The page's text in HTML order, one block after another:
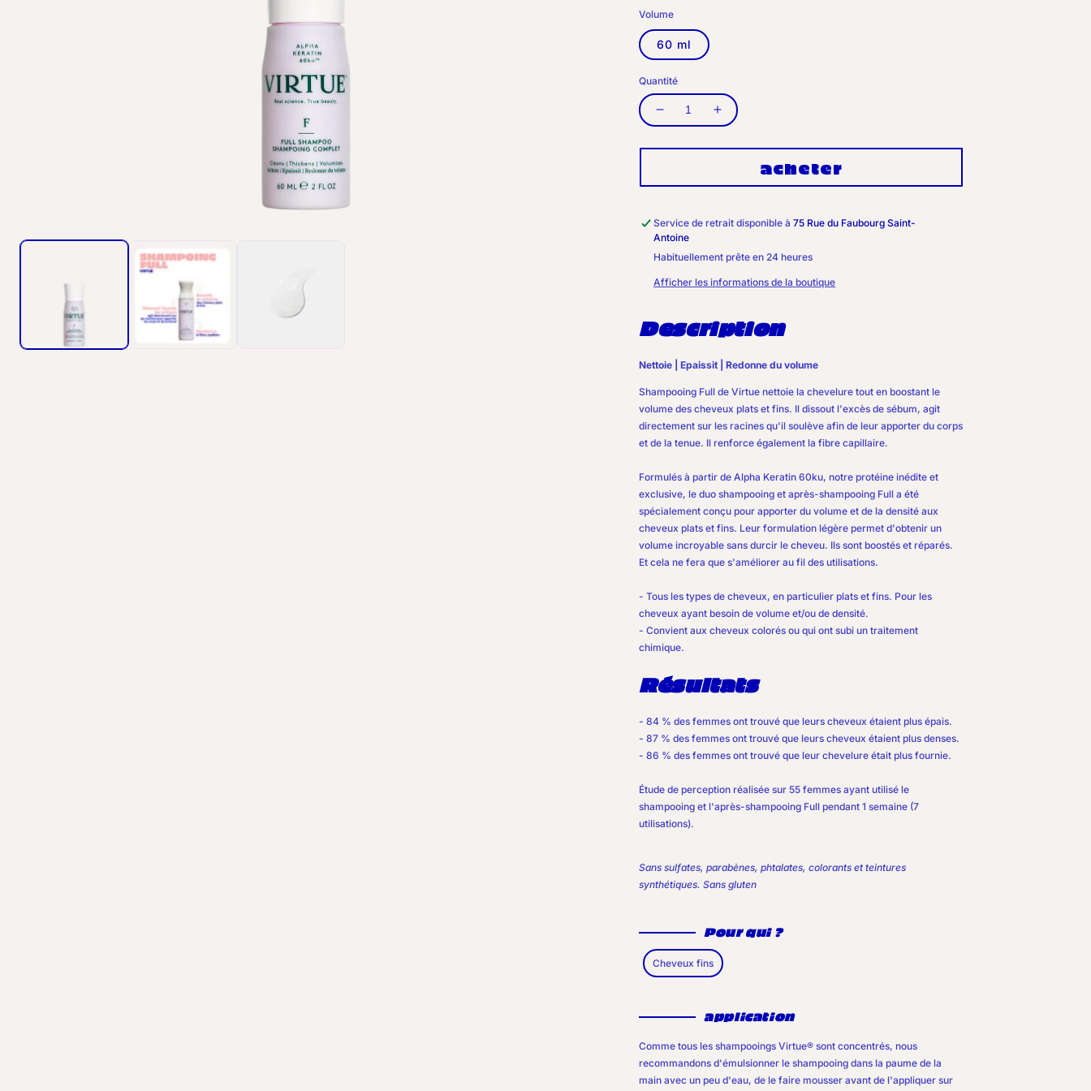
Volume
60 ml
Quantité
Réduire
quantité
SHAMPOING
MINI
Augmenter
quantité
SHAMPOING
MINI
acheter
Service de retrait disponible à75 Rue du Faubourg Saint-
Antoine
Habituellement prête en 24 heures
Afficher les informations de la boutique
Description
Nettoie |Epaissit |Redonne du volume
Shampooing Full de Virtue nettoie la chevelure tout en boostant le
volume des cheveux plats et fins. Il dissout l'excès de sébum, agit
directement sur les racines qu'il soulève afin de leur apporter du corps
et de la tenue. Il renforce également la fibre capillaire.
Formulés à partir de Alpha Keratin 60ku, notre protéine inédite et
exclusive, le duo shampooing et après-shampooing Full a été
spécialement conçu pour apporter du volume et de la densité aux
cheveux plats et fins. Leur formulation légère permet d'obtenir un
volume incroyable sans durcir le cheveu. Ils sont boostés et réparés.
Et cela ne fera que s'améliorer au fil des utilisations.
- Tous les types de cheveux, en particulier plats et fins. Pour les
cheveux ayant besoin de volume et/ou de densité.
- Convient aux cheveux colorés ou qui ont subi un traitement
chimique.
Résultats
- 84 % des femmes ont trouvé que leurs cheveux étaient plus épais.
- 87 % des femmes ont trouvé que leurs cheveux étaient plus denses.
- 86 % des femmes ont trouvé que leur chevelure était plus fournie.
Étude de perception réalisée sur 55 femmes ayant utilisé le
shampooing et l'après-shampooing Full pendant 1 semaine (7
utilisations).
Sans sulfates, parabènes, phtalates, colorants et teintures
synthétiques. Sans gluten
Pour qui ?
Cheveux fins
application
Comme tous les shampooings Virtue® sont concentrés, nous
recommandons d'émulsionner le shampooing dans la paume de la
main avec un peu d'eau, de le faire mousser avant de l'appliquer sur